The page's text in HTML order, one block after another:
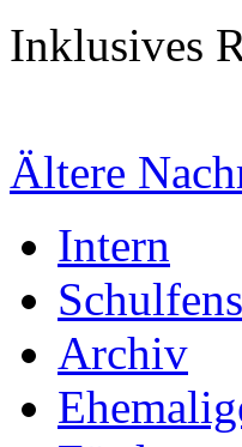
Inklusives
Ältere
Intern
Archiv